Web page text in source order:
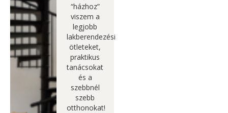
“házhoz”
viszem a
legjobb
lakberendezési
ötleteket,
praktikus
tanácsokat
és a
szebbnél
szebb
otthonokat!